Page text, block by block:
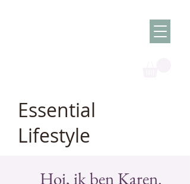
Essential
Lifestyle
Hoi, ik ben Karen.